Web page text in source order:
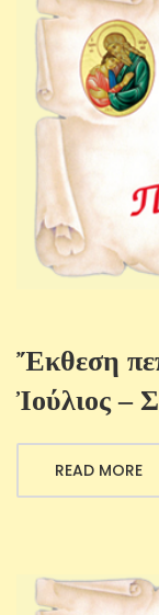
Ἔκθεση
Ἰούλιος –
READ MORE